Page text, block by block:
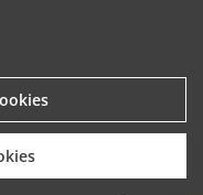
til
til germanerne den
- til det, han
som Codan,